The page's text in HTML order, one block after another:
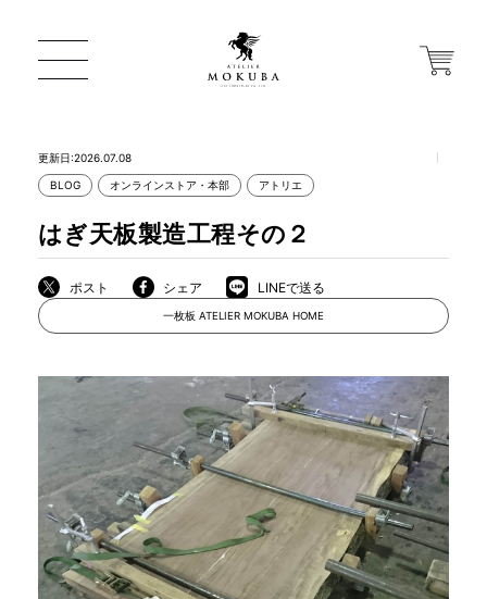
店舗から探す
MOKUBA について
商品情報
直営店
更新日:2026.07.08
BLOG オンラインストア・本部 アトリエ
はぎ天板製造工程その２
ポスト シェア LINEで送る
一枚板 ATELIER MOKUBA HOME